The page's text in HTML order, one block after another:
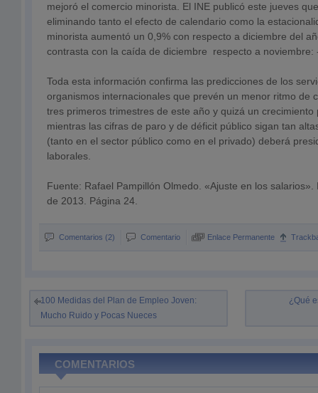
mejoró el comercio minorista. El INE publicó este jueves
eliminando tanto el efecto de calendario como la
minorista aumentó un 0,9% con respecto a diciembre del
contrasta con la caída de diciembre respecto a noviembre:
Toda esta información confirma las predicciones de los
organismos internacionales que prevén un menor ritmo de
tres primeros trimestres de este año y quizá un crecimiento
mientras las cifras de paro y de déficit público sigan tan
(tanto en el sector público como en el privado) deberá
laborales.
Fuente: Rafael Pampillón Olmedo. «Ajuste en los
de 2013. Página 24.
Comentarios (2) Comentario Enlace Permanente
100 Medidas del Plan de Empleo Joven:
Mucho Ruido y Pocas Nueces
¿Qué
COMENTARIOS